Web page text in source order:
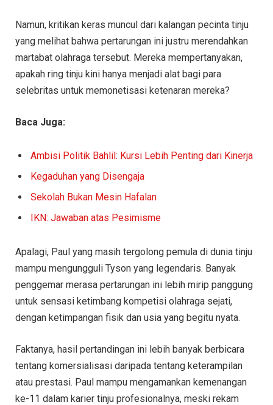
Namun, kritikan keras muncul dari kalangan pecinta tinju
yang melihat bahwa pertarungan ini justru merendahkan
martabat olahraga tersebut. Mereka mempertanyakan,
apakah ring tinju kini hanya menjadi alat bagi para
selebritas untuk memonetisasi ketenaran mereka?
Baca Juga:
Ambisi Politik Bahlil: Kursi Lebih Penting dari Kinerja
Kegaduhan yang Disengaja
Sekolah Bukan Mesin Hafalan
IKN: Jawaban atas Pesimisme
Apalagi, Paul yang masih tergolong pemula di dunia tinju
mampu mengungguli Tyson yang legendaris. Banyak
penggemar merasa pertarungan ini lebih mirip panggung
untuk sensasi ketimbang kompetisi olahraga sejati,
dengan ketimpangan fisik dan usia yang begitu nyata.
Faktanya, hasil pertandingan ini lebih banyak berbicara
tentang komersialisasi daripada tentang keterampilan
atau prestasi. Paul mampu mengamankan kemenangan
ke-11 dalam karier tinju profesionalnya, meski rekam